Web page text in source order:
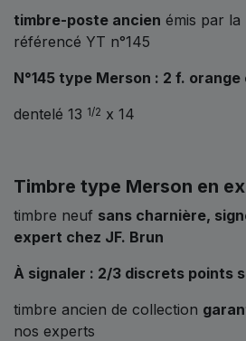
timbre-poste ancien émis par la
référencé YT n°145
N°145 type Merson : 2 f.
dentelé 13 1/2 x 14
Timbre type Merson en
timbre neuf sans charnière,
expert chez JF. Brun
À signaler : 2/3 discrets points
timbre ancien de collection
nos experts